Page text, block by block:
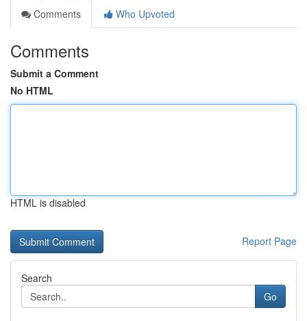
Comments
Who Upvoted
Comments
Submit a Comment
No HTML
HTML is disabled
Report Page
Search
Go